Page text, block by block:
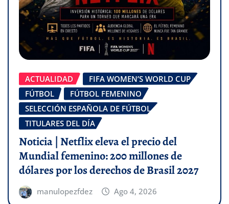
ACTUALIDAD
FIFA WOMEN’S WORLD CUP
FÚTBOL
FÚTBOL FEMENINO
SELECCIÓN ESPAÑOLA DE FÚTBOL
TITULARES DEL DÍA
Noticia | Netflix eleva el precio del
Mundial femenino: 200 millones de
dólares por los derechos de Brasil 2027
manulopezfdez Ago 4, 2026